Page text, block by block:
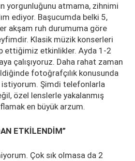
yorgunluğunu atmama, zihnimi
ediyor. Başucumda belki 5,
akşam ruh durumuma göre
Klasik müzik konserleri
ettiğimiz etkinlikler. Ayda 1-2
çalışıyoruz. Daha rahat zaman
fotoğrafçılık konusunda
Şimdi telefonlarla
özel lenslerle yakalanmış
en büyük arzum.
ETKİLENDİM”
Çok sık olmasa da 2